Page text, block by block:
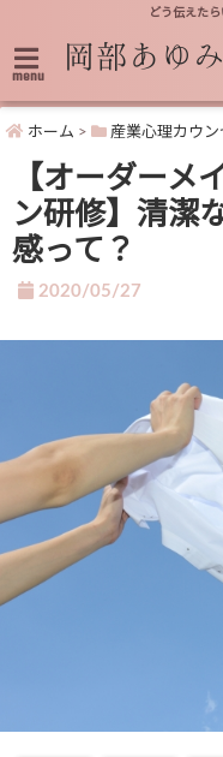
どう伝えた
menu
ホーム > 産業心理カウ
【オーダーメ
ン研修】清潔
感って？
2020/05/27